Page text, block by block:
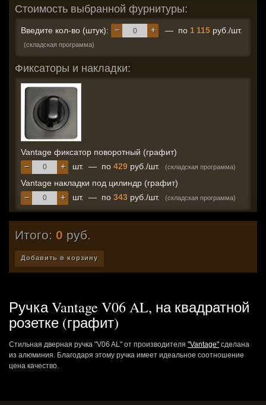
Стоимость выбранной фурнитуры:
Введите кол-во (штук): +
− — по 1 115 руб./шт.
(складская программа)
Фиксаторы и накладки:
Vantage фиксатор поворотный (графит)
+
− шт. — по 429 руб./шт. (складская программа)
Vantage накладки под цилиндр (графит)
+
− шт. — по 343 руб./шт. (складская программа)
Итого: 0 руб.
Добавить в корзину
Ручка Vantage V06 AL, на квадратной
розетке (графит)
Стильная дверная ручка "V06 AL" от производителя "Vantage" сделана
из алюминия. Благодаря этому ручка имеет идеальное соотношение
цена качество.